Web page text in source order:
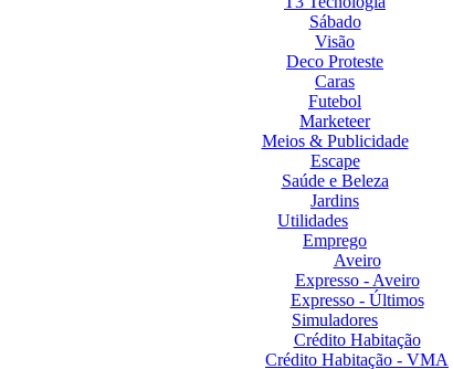
Sábado
Visão
Deco Proteste
Caras
Futebol
Marketeer
Meios & Publicidade
Escape
Saúde e Beleza
Jardins
Utilidades
Emprego
Aveiro
Expresso - Aveiro
Expresso - Últimos
Simuladores
Crédito Habitação
Crédito Habitação - VMA